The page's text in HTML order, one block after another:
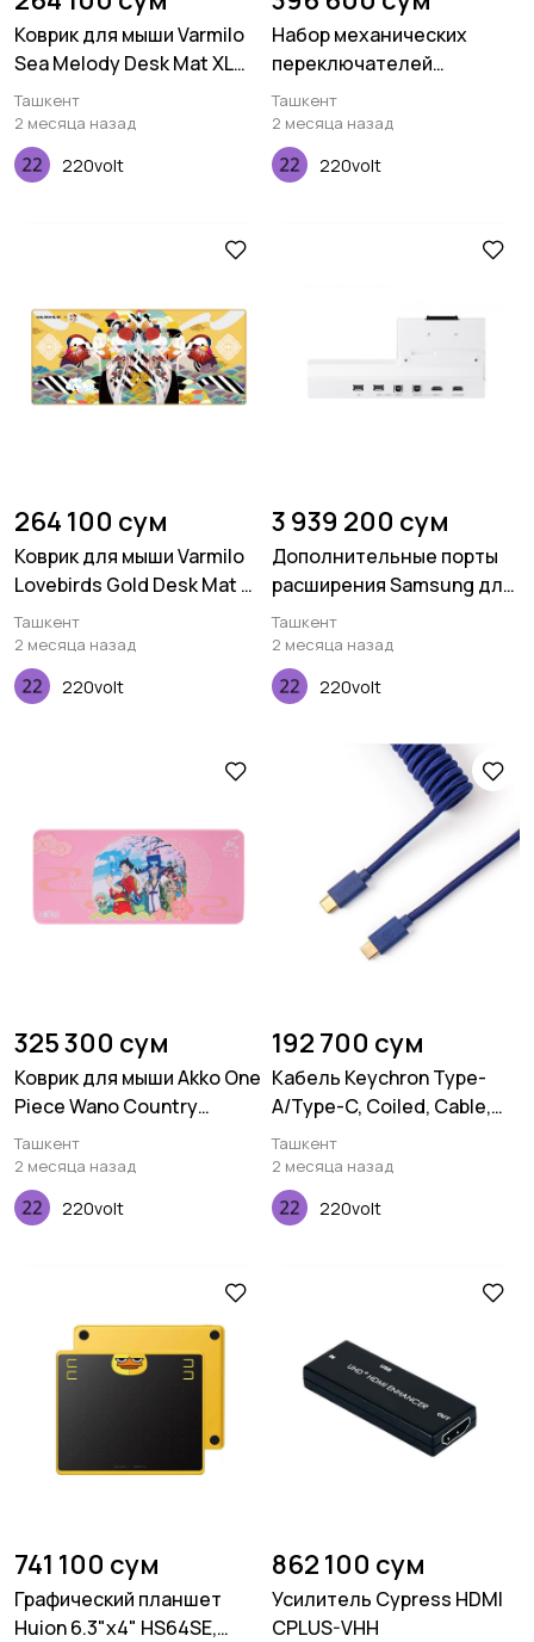
Коврик для мыши Varmilo
Sea Melody Desk Mat XL
(900х400х3мм)
Ташкент
2 месяца назад
220volt
Набор механических
переключателей
Keychron Gateron KS-3,
Milky Pro Red, 110 pcs
Ташкент
2 месяца назад
220volt
264 100 сум
Коврик для мыши Varmilo
Lovebirds Gold Desk Mat XL
(900х400х3мм)
Ташкент
2 месяца назад
220volt
3 939 200 сум
Дополнительные порты
расширения Samsung для
Flip 2
Ташкент
2 месяца назад
220volt
325 300 сум
Коврик для мыши Akko One
Piece Wano Country
Deskmat
Ташкент
2 месяца назад
220volt
192 700 сум
Кабель Keychron Type-
A/Type-C, Coiled, Cable,
Blue
Ташкент
2 месяца назад
220volt
741 100 сум
Графический планшет
Huion 6.3"x4" HS64SE,
862 100 сум
Усилитель Cypress HDMI
CPLUS-VHH